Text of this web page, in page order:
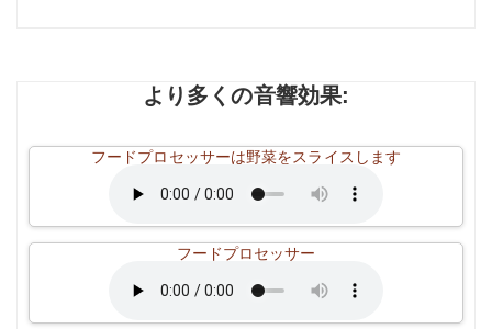
より多くの音響効果:
フードプロセッサーは野菜をスライスします
フードプロセッサー